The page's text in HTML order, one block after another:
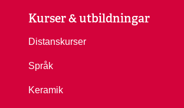
Kurser & utbildningar
Distanskurser
Språk
Keramik